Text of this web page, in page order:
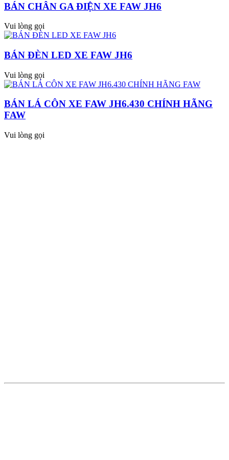
BÁN CHÂN GA ĐIỆN XE FAW JH6
Vui lòng gọi
BÁN ĐÈN LED XE FAW JH6
Vui lòng gọi
BÁN LÁ CÔN XE FAW JH6.430 CHÍNH HÃNG
FAW
Vui lòng gọi